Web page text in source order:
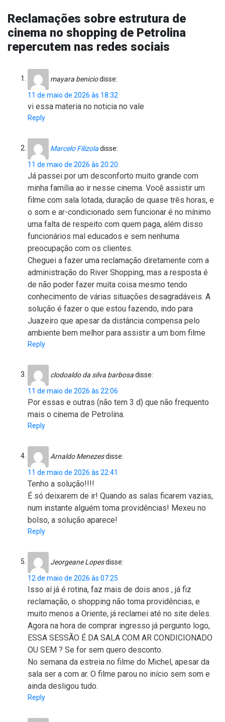
Reclamações sobre estrutura de
cinema no shopping de Petrolina
repercutem nas redes sociais
mayara beniciodisse:
11 de maio de 2026 às 18:32
vi essa materia no noticia no vale
Reply
Marcelo Filizoladisse:
11 de maio de 2026 às 20:20
Já passei por um desconforto muito grande com
minha família ao ir nesse cinema. Você assistir um
filme com sala lotada, duração de quase três horas, e
o som e ar-condicionado sem funcionar é no mínimo
uma falta de respeito com quem paga, além disso
funcionários mal educados e sem nenhuma
preocupação com os clientes.
Cheguei a fazer uma reclamação diretamente com a
administração do River Shopping, mas a resposta é
de não poder fazer muita coisa mesmo tendo
conhecimento de várias situações desagradáveis. A
solução é fazer o que estou fazendo, indo para
Juazeiro que apesar da distância compensa pelo
ambiente bem melhor para assistir a um bom filme
Reply
clodoaldo da silva barbosadisse:
11 de maio de 2026 às 22:06
Por essas e outras (não tem 3 d) que não frequento
mais o cinema de Petrolina.
Reply
Arnaldo Menezesdisse:
11 de maio de 2026 às 22:41
Tenho a solução!!!!
É só deixarem de ir! Quando as salas ficarem vazias,
num instante alguém toma providências! Mexeu no
bolso, a solução aparece!
Reply
Jeorgeane Lopesdisse:
12 de maio de 2026 às 07:25
Isso aí já é rotina, faz mais de dois anos , já fiz
reclamação, o shopping não toma providências, e
muito menos a Oriente, já reclamei até no site deles.
Agora na hora de comprar ingresso já pergunto logo,
ESSA SESSÃO É DA SALA COM AR CONDICIONADO
OU SEM ? Se for sem quero desconto.
No semana da estreia no filme do Michel, apesar da
sala ser a com ar. O filme parou no início sem som e
ainda desligou tudo.
Reply